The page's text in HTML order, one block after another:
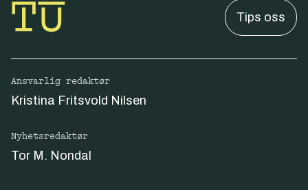
Tips oss
Ansvarlig redaktør
Kristina Fritsvold Nilsen
Nyhetsredaktør
Tor M. Nondal